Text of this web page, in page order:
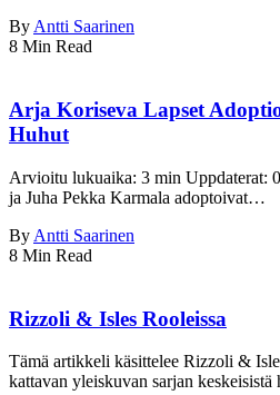
ByAntti Saarinen
8 Min Read
Arja Koriseva Lapset
Huhut
Arvioitu lukuaika: 3 min Uppdaterat:
ja Juha Pekka Karmala adoptoivat…
By Antti Saarinen
8 Min Read
Rizzoli & Isles Rooleissa
Tämä artikkeli käsittelee Rizzoli &
kattavan yleiskuvan sarjan